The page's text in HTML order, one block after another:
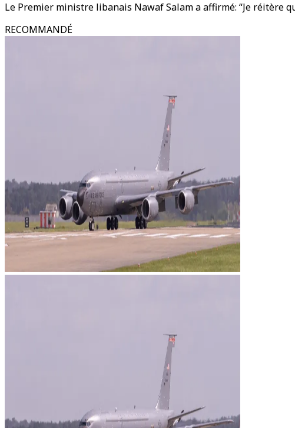
Le Premier ministre libanais Nawaf Salam a affirmé: “Je réitère
RECOMMANDÉ